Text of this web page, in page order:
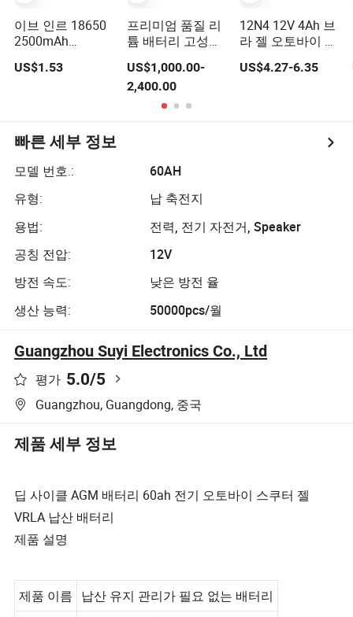
이브 인르 18650
2500mAh
3500mAh 3.65V
쿠터 전기 오토바
이 전기 자전거용
리튬 배터리
US$1.53
프리미엄 품질 리
튬 배터리 고성능
8.5kW 오토바이
US$1,000.00-
2,400.00
12N4 12V 4Ah 브
라 젤 오토바이 배
US$4.27-6.35
빠른 세부 정보
모델 번호.:
60AH
유형:
납 축전지
용법:
전력, 전기 자전거, Speaker
공칭 전압:
12V
방전 속도:
낮은 방전 율
생산 능력:
50000pcs/월
Guangzhou Suyi Electronics Co., Ltd
평가 5.0/5
Guangzhou, Guangdong, 중국
제품 세부 정보
딥 사이클 AGM 배터리 60ah 전기 오토바이 스쿠터 젤
VRLA 납산 배터리
제품 설명
제품 이름 납산 유지 관리가 필요 없는 배터리